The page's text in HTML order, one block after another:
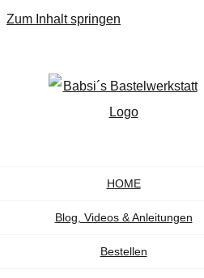
Zum Inhalt springen
HOME
Blog, Videos & Anleitungen
Bestellen